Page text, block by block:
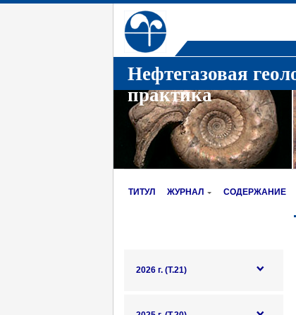
Нефтегазовая
практика
ТИТУЛ ЖУРНАЛ СОДЕРЖАНИЕ
2026 г. (Т.21)